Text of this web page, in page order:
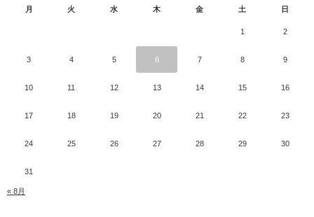
月 火 水 木 金 土 日
1 2
3 4 5 6 7 8 9
10 11 12 13 14 15 16
17 18 19 20 21 22 23
24 25 26 27 28 29 30
31
« 8月